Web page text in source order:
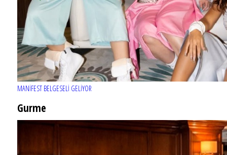
MANİFEST BELGESELİ GELİYOR
Gurme
EĞLENCE HAYATINA YENİ SOLUK: Gabbro Dream Theatre